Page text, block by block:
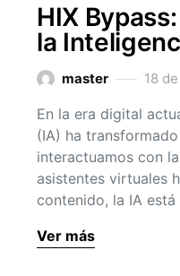
HIX
la
master 18
En la era digital
(IA) ha
interactuamos con
asistentes virtuales
contenido, la IA
Ver más